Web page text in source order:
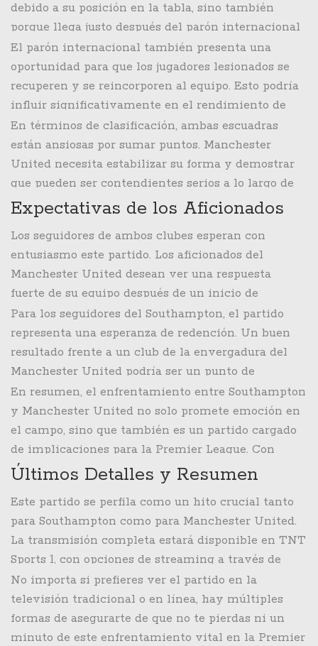
debido a su posición en la tabla, sino también
porque llega justo después del parón internacional
de septiembre. Este período es fundamental para
que los equipos reevalúen sus estrategias y se
recuperen físicamente. Manchester United y
Southampton han aprovechado este tiempo para
ajustar tácticas y trabajar en las áreas que
necesitan mejorar.
El parón internacional también presenta una
oportunidad para que los jugadores lesionados se
recuperen y se reincorporen al equipo. Esto podría
influir significativamente en el rendimiento de
ambos conjuntos. La movilidad de los jugadores
clave y las nuevas tácticas implementadas
después del paréntesis podrían ser determinantes
en el desarrollo del partido.
En términos de clasificación, ambas escuadras
están ansiosas por sumar puntos. Manchester
United necesita estabilizar su forma y demostrar
que pueden ser contendientes serios a lo largo de
la temporada. Southampton, por su parte, necesita
urgentemente salir de la zona baja de la tabla para
evitar la presión de una posible lucha por el
descenso.
Expectativas de los Aficionados
Los seguidores de ambos clubes esperan con
entusiasmo este partido. Los aficionados del
Manchester United desean ver una respuesta
fuerte de su equipo después de un inicio de
temporada tambaleante. La expectativa es alta, y
el apoyo incondicional de los fanáticos podría ser
un impulso decisivo para los Red Devils.
Para los seguidores del Southampton, el partido
representa una esperanza de redención. Un buen
resultado frente a un club de la envergadura del
Manchester United podría ser un punto de
inflexión en su temporada. También hay una gran
expectativa en torno a cómo Russell Martin
ajustará su estrategia para enfrentar a un equipo
históricamente fuerte como el Manchester United.
En resumen, el enfrentamiento entre Southampton
y Manchester United no solo promete emoción en
el campo, sino que también es un partido cargado
de implicaciones para la Premier League. Con
ambos equipos buscando desesperadamente
mejorar sus comienzos de temporada, todo está
dispuesto para un duelo imperdible.
Últimos Detalles y Resumen
Este partido se perfila como un hito crucial tanto
para Southampton como para Manchester United.
La transmisión completa estará disponible en TNT
Sports 1, con opciones de streaming a través de
discovery+. Los entrenadores de ambos equipos
han trabajado intensamente durante el parón
internacional para corregir errores y preparar a sus
jugadores para una batalla intensa en St Mary's
No importa si prefieres ver el partido en la
televisión tradicional o en línea, hay múltiples
formas de asegurarte de que no te pierdas ni un
minuto de este enfrentamiento vital en la Premier